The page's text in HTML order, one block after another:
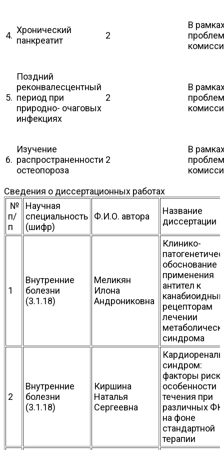
4.
Хронический
панкреатит
2
В
5.
Поздний
реконвалесцентный
период при
природно- очаговых
инфекциях
2
В
6.
Изучение
распространенности
остеопороза
2
В
Сведения о диссертационных работах
№
п/
п
Научная
специальность
(шифр)
Ф.И.О. автора
Название
диссертации
1
Внутренние
болезни
(3.1.18)
Меликян
Илона
Андрониковна
Клинико-
обоснование
применения
антител к
рецепторам
лечении
синдрома
2
Внутренние
болезни
(3.1.18)
Киршина
Наталья
Сергеевна
синдром:
факторы
особенности
течения при
различных
на фоне
стандартной
терапии